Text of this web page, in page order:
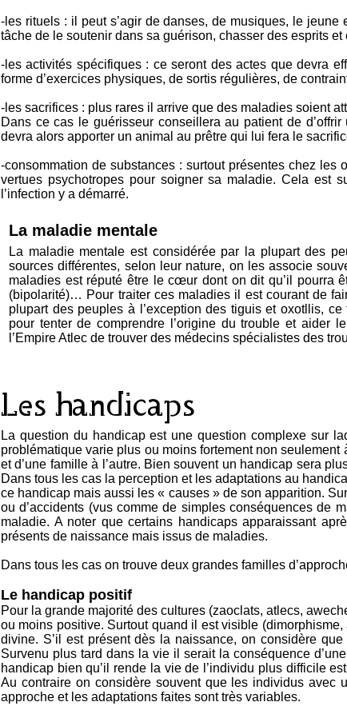
-les rituels : il peut s’agir de danses, de musiques, le
tâche de le soutenir dans sa guérison, chasser des esprits
-les activités spécifiques : ce seront des actes que devra
forme d’exercices physiques, de sortis régulières, de
-les sacrifices : plus rares il arrive que des maladies soient
Dans ce cas le guérisseur conseillera au patient de
devra alors apporter un animal au prêtre qui lui fera le
-consommation de substances : surtout présentes chez
vertues psychotropes pour soigner sa maladie. Cela est
l’infection y a démarré.
La maladie mentale
La maladie mentale est considérée par la plupart des
sources différentes, selon leur nature, on les associe
maladies est réputé être le cœur dont on dit qu’il pourra
(bipolarité)… Pour traiter ces maladies il est courant de
plupart des peuples à l’exception des tiguis et oxotllis,
pour tenter de comprendre l’origine du trouble et aider
l’Empire Atlec de trouver des médecins spécialistes des
Les handicaps
La question du handicap est une question complexe sur
problématique varie plus ou moins fortement non
et d’une famille à l’autre. Bien souvent un handicap sera
Dans tous les cas la perception et les adaptations au
ce handicap mais aussi les « causes » de son apparition.
ou d’accidents (vus comme de simples conséquences de
maladie. A noter que certains handicaps apparaissant
présents de naissance mais issus de maladies.
Dans tous les cas on trouve deux grandes familles
Le handicap positif
Pour la grande majorité des cultures (zaoclats, atlecs,
ou moins positive. Surtout quand il est visible
divine. S’il est présent dès la naissance, on considère
Survenu plus tard dans la vie il serait la conséquence
handicap bien qu’il rende la vie de l’individu plus difficile
Au contraire on considère souvent que les individus
approche et les adaptations faites sont très variables.